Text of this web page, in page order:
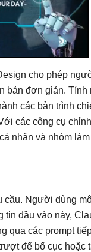
cho phép
bản đơn giản. Tính
các bản trình
các công cụ
nhân và nhóm
Người dùng
đầu vào này,
qua các prompt
để bố cục hoặc